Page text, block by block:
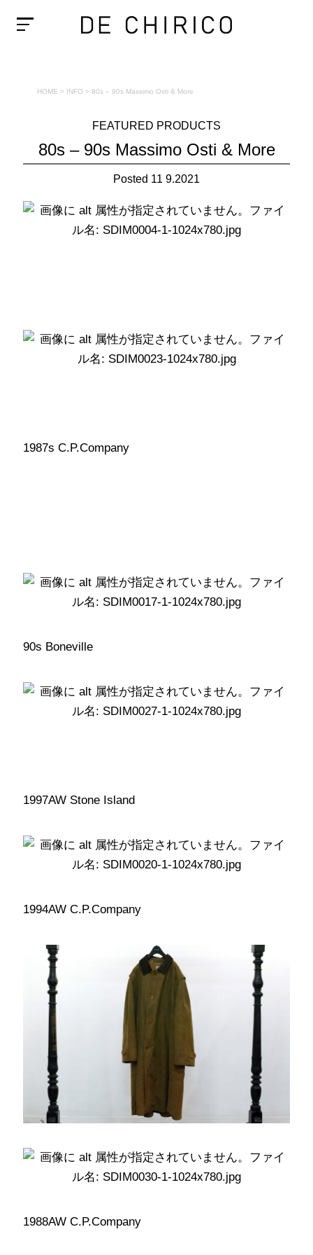
HOME > INFO > 80s – 90s Massimo Osti & More
FEATURED PRODUCTS
80s – 90s Massimo Osti & More
Posted 11 9.2021
1987s C.P.Company
90s Boneville
1997AW Stone Island
1994AW C.P.Company
1988AW C.P.Company